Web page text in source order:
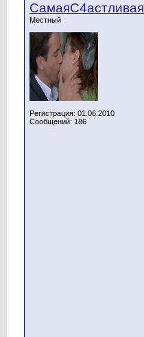
СамаяС4астливая
Местный
Регистрация: 01.06.2010
Сообщений: 186